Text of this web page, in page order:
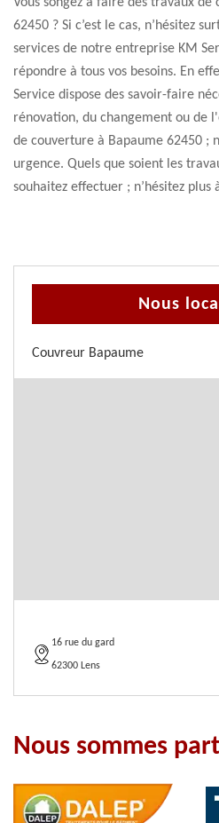
62450 ? Si c’est le cas, n’hésitez
services de notre entreprise KM
répondre à tous vos besoins. En
Service dispose des savoir-faire
rénovation, du changement ou de
de couverture à Bapaume 62450 ;
urgence. Quels que soient les
souhaitez effectuer ; n’hésitez
Nous
Couvreur Bapaume
16 rue du gard
62300 Lens
Nous sommes